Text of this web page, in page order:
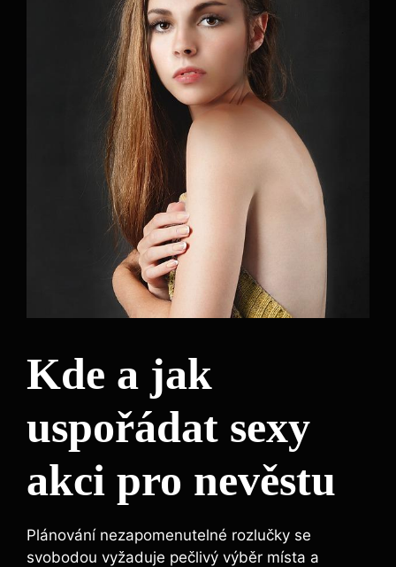
Kde a jak
uspořádat sexy
akci pro nevěstu
Plánování nezapomenutelné rozlučky se
svobodou vyžaduje pečlivý výběr místa a